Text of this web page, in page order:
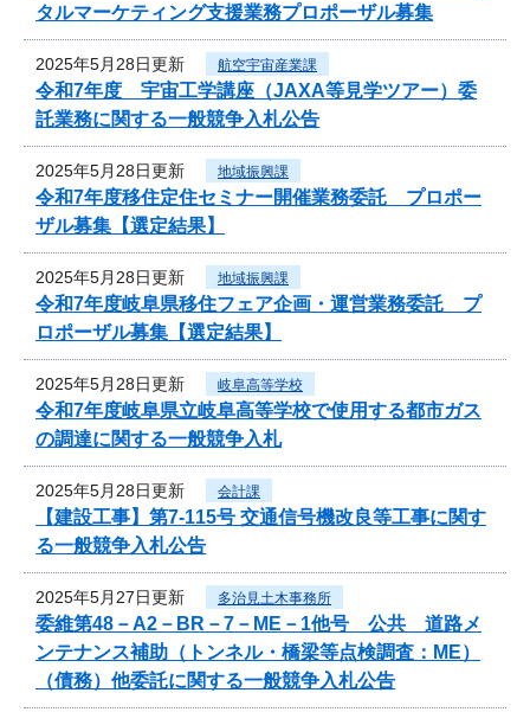
タルマーケティング支援業務プロポーザル募集
2025年5月28日更新 航空宇宙産業課
令和7年度 宇宙工学講座（JAXA等見学ツアー）委
託業務に関する一般競争入札公告
2025年5月28日更新 地域振興課
令和7年度移住定住セミナー開催業務委託 プロポー
ザル募集【選定結果】
2025年5月28日更新 地域振興課
令和7年度岐阜県移住フェア企画・運営業務委託 プ
ロポーザル募集【選定結果】
2025年5月28日更新 岐阜高等学校
令和7年度岐阜県立岐阜高等学校で使用する都市ガス
の調達に関する一般競争入札
2025年5月28日更新 会計課
【建設工事】第7-115号 交通信号機改良等工事に関す
る一般競争入札公告
2025年5月27日更新 多治見土木事務所
委維第48－A2－BR－7－ME－1他号 公共 道路メ
ンテナンス補助（トンネル・橋梁等点検調査：ME）
（債務）他委託に関する一般競争入札公告